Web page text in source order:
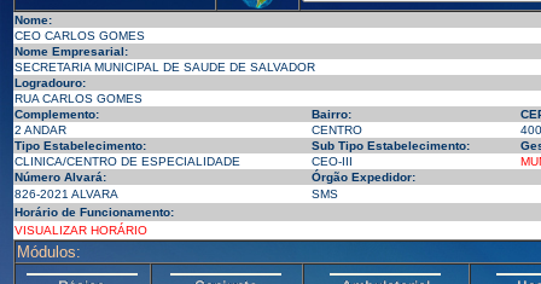
Nome:
CEO CARLOS GOMES
Nome Empresarial:
SECRETARIA MUNICIPAL DE SAUDE DE SALVADOR
Logradouro:
RUA CARLOS GOMES
Complemento:
Bairro:
2 ANDAR
CENTRO
Tipo Estabelecimento:
Sub Tipo Estabelecimento:
CLINICA/CENTRO DE ESPECIALIDADE
CEO-III
Número Alvará:
Órgão Expedidor:
826-2021 ALVARA
SMS
Horário de Funcionamento:
VISUALIZAR HORÁRIO
Módulos: